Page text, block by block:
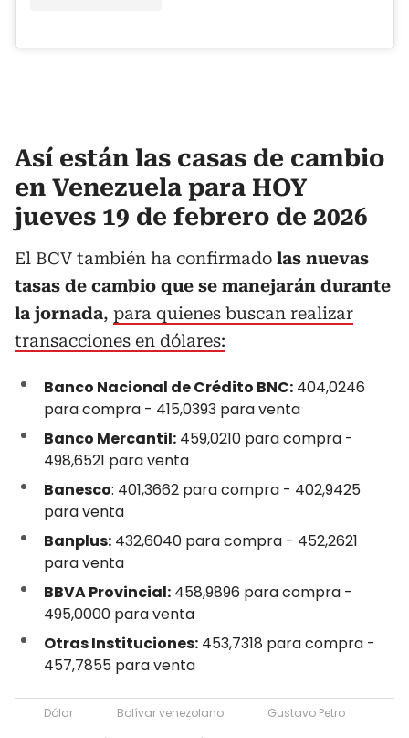
Así están las casas de cambio
en Venezuela para HOY
jueves 19 de febrero de 2026
El BCV también ha confirmado las nuevas
tasas de cambio que se manejarán durante
la jornada, para quienes buscan realizar
transacciones en dólares:
Banco Nacional de Crédito BNC: 404,0246
para compra - 415,0393 para venta
Banco Mercantil: 459,0210 para compra -
498,6521 para venta
Banesco: 401,3662 para compra - 402,9425
para venta
Banplus: 432,6040 para compra - 452,2621
para venta
BBVA Provincial: 458,9896 para compra -
495,0000 para venta
Otras Instituciones: 453,7318 para compra -
457,7855 para venta
Dólar Bolívar venezolano
Gustavo Petro